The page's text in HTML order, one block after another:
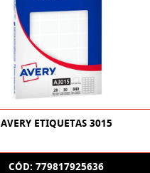
AVERY ETIQUETAS 3015
CÓD: 779817925636